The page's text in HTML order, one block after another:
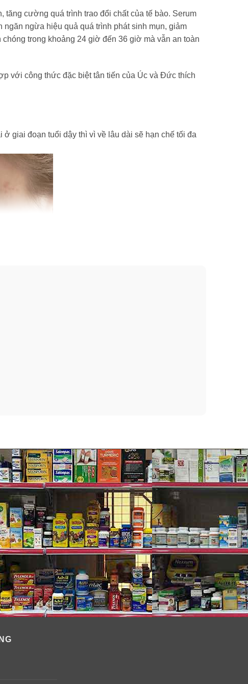
cường quá trình trao đổi chất của tế bào. Serum
ngừa hiệu quả quá trình phát sinh mụn, giảm
trong khoảng 24 giờ đến 36 giờ mà vẫn an toàn
với công thức đặc biệt tân tiến của Úc và Đức thích
giai đoạn tuổi dậy thì vì về lâu dài sẽ hạn chế tối đa
quy, bạch chỉ, rễ sâm, ethyl alcohol.
khi đắp mặt nạ Lalisse. sau đó giảm còn 1 – 2 lần
chỉ được dùng sau khi thoa Serum này.